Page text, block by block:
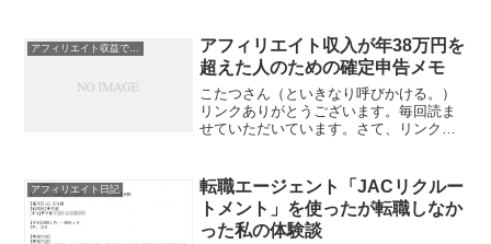
入れて（加工もして）、アフィリリンク
を20ぐらい入...
アフィリエイト収入が年38万円を
超えた人のための確定申告メモ
こたつさん（といきなり呼びかける。）
リンクありがとうございます。毎回読ま
せていただいています。さて、リンクし
迷惑ですみません。また、こたつさんの
記事を読ませていただいて...
アフィリエイト日記
転職エージェント「JACリクルー
トメント」を使ったが転職しなか
った私の体験談